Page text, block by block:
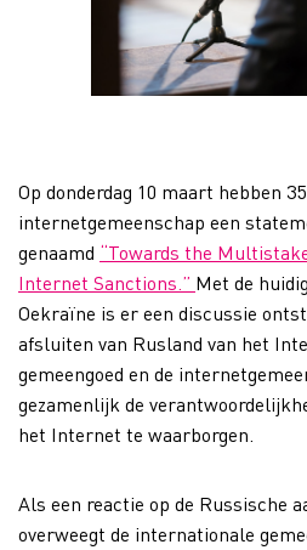
Op donderdag 10 maart hebben
internetgemeenschap een
genaamd “Towards the
Internet Sanctions.” Met de
Oekraïne is er een discussie
afsluiten van Rusland van het
gemeengoed en de
gezamenlijk de
het Internet te waarborgen.
Als een reactie op de Russische
overweegt de internationale